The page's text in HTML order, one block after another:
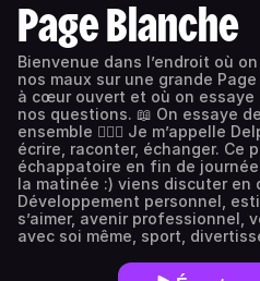
Page Blanche
Bienvenue dans l’endroit où
nos maux sur une grande
à cœur ouvert et où on essaye
nos questions. 📖 On essaye
ensemble 🧚🏻‍♀️ Je m’appelle
écrire, raconter, échanger. Ce
échappatoire en fin de
la matinée :) viens discuter en
Développement personnel,
s’aimer, avenir professionnel,
avec soi même, sport,